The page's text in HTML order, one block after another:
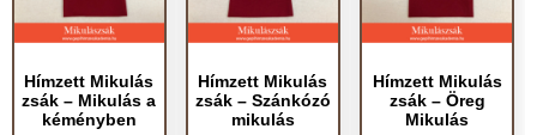
Hímzett Mikulás
zsák – Mikulás a
kéményben
Hímzett Mikulás
zsák – Szánkózó
mikulás
Hímzett Mikulás
zsák – Öreg
Mikulás